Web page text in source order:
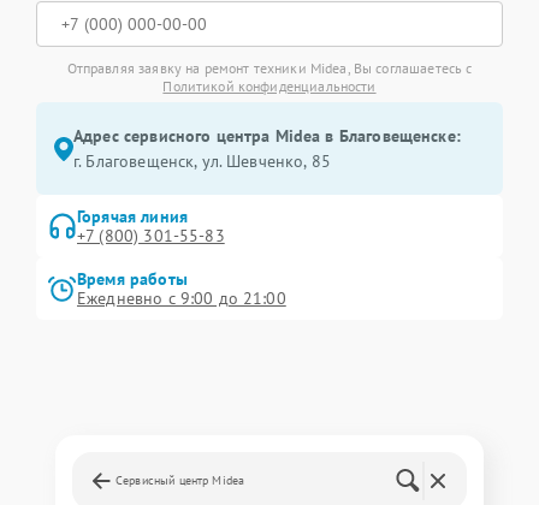
Отправляя заявку на ремонт техники Midea, Вы соглашаетесь с
Политикой конфиденциальности
Адрес сервисного центра Midea в Благовещенске:
г. Благовещенск, ул. Шевченко, 85
Горячая линия
+7 (800) 301-55-83
Время работы
Ежедневно с 9:00 до 21:00
Сервисный центр Midea